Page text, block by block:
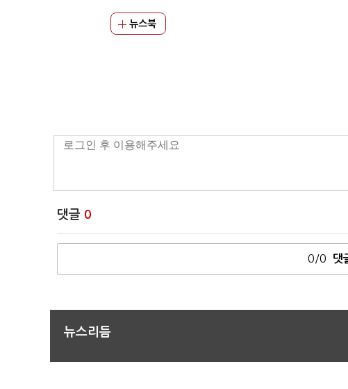
뉴스북
댓글 0
0/0 댓
뉴스리듬